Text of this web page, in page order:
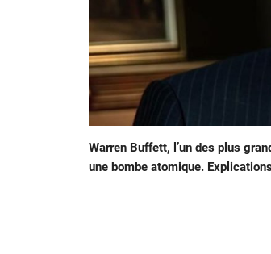
Warren Buffett, l’un des plus
une bombe atomique.